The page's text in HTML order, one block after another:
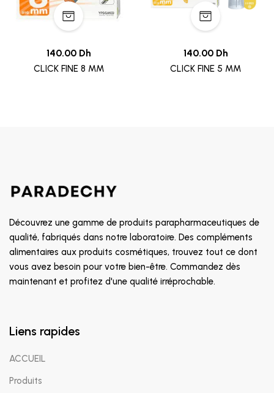
140.00 Dh
CLICK FINE 8 MM
140.00 Dh
CLICK FINE 5 MM
Découvrez une gamme de produits parapharmaceutiques de
qualité, fabriqués dans notre laboratoire. Des compléments
alimentaires aux produits cosmétiques, trouvez tout ce dont
vous avez besoin pour votre bien-être. Commandez dès
maintenant et profitez d'une qualité irréprochable.
Liens rapides
ACCUEIL
Produits